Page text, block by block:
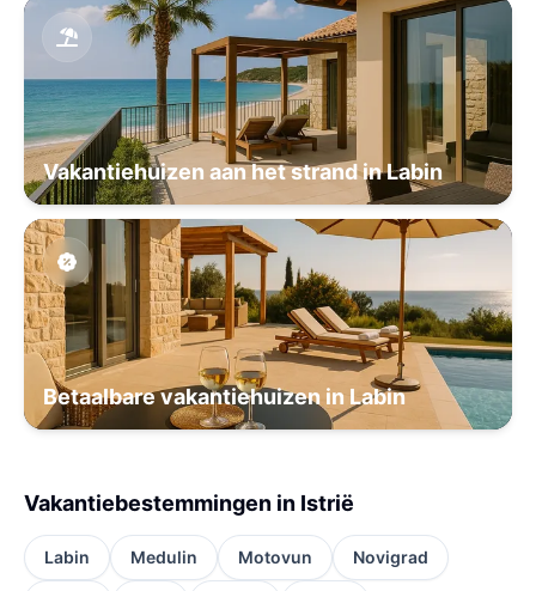
Vakantiehuizen aan het strand in Labin
Betaalbare vakantiehuizen in Labin
Vakantiebestemmingen in Istrië
Labin Medulin Motovun Novigrad